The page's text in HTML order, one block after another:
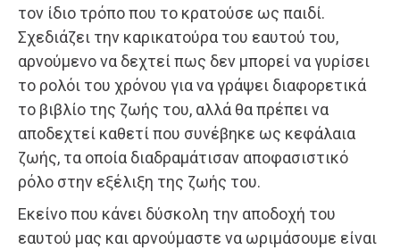
τον ίδιο τρόπο που το κρατούσε ως παιδί.
Σχεδιάζει την καρικατούρα του εαυτού του,
αρνούμενο να δεχτεί πως δεν μπορεί να γυρίσει
το ρολόι του χρόνου για να γράψει διαφορετικά
το βιβλίο της ζωής του, αλλά θα πρέπει να
αποδεχτεί καθετί που συνέβηκε ως κεφάλαια
ζωής, τα οποία διαδραμάτισαν αποφασιστικό
ρόλο στην εξέλιξη της ζωής του.
Εκείνο που κάνει δύσκολη την αποδοχή του
εαυτού μας και αρνούμαστε να ωριμάσουμε είναι